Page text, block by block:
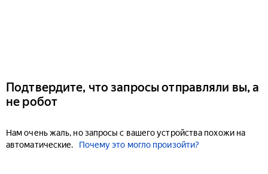
Подтвердите, что запросы отправляли вы, а
не робот
Нам очень жаль, но запросы с вашего устройства похожи на
автоматические.
Почему это могло произойти?